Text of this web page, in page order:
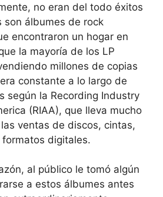
no eran del todo éxitos
son álbumes de rock
encontraron un hogar en
la mayoría de los LP
millones de copias
constante a lo largo de
según la Recording Industry
(RIAA), que lleva mucho
ventas de discos, cintas,
digitales.
al público le tomó algún
a estos álbumes antes